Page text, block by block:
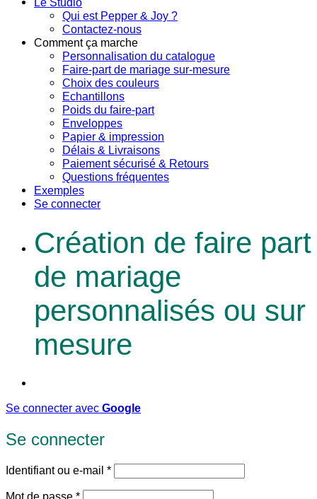
Qui est Pepper & Joy ?
Contactez-nous
Comment ça marche
Personnalisation du catalogue
Faire-part de mariage sur-mesure
Choix des couleurs
Echantillons
Poids du faire-part
Enveloppes
Papier & impression
Délais & Livraisons
Paiement sécurisé & Retours
Questions fréquentes
Exemples
Se connecter
Création de faire part
de mariage
personnalisés ou sur
mesure
Se connecter avec Google
Se connecter
Identifiant ou e-mail *Obligatoire
Mot de passe *Obligatoire